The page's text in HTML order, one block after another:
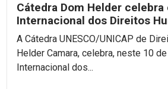
Cátedra Dom Helder celebra
Internacional dos Direitos
A Cátedra UNESCO/UNICAP de
Helder Camara, celebra, neste 10
Internacional dos...